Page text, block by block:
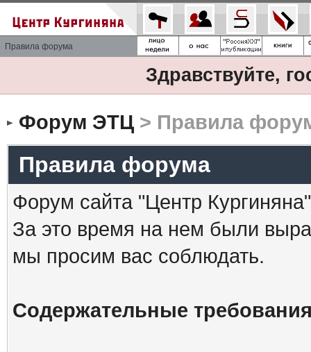
Правила форума
Здравствуйте,
Форум ЭТЦ> Правила
Правила форума
Форум сайта "Центр
За это время на нем были
мы просим вас соблюдать.
Содержательные